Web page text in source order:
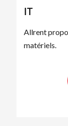
IT
Allrent
matériels.